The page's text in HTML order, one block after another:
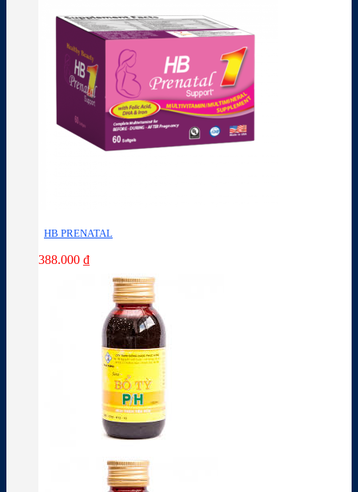
HB PRENATAL
388.000 ₫